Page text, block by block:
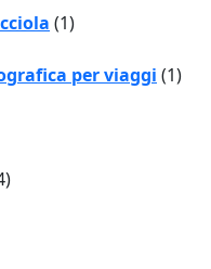
(1)
per viaggi (1)